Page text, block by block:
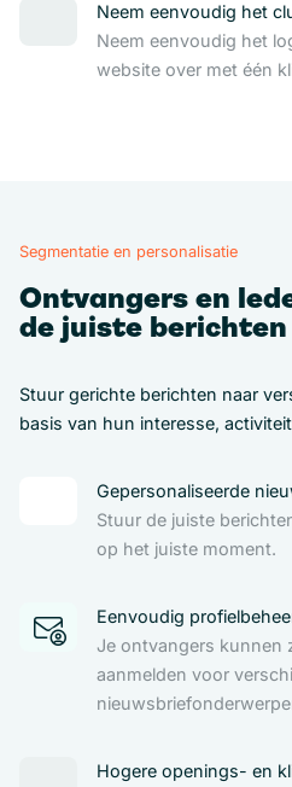
Neem eenvoudig het
Neem eenvoudig het
website over met één
Segmentatie en personalisatie
Ontvangers en
de juiste berichten
Stuur gerichte berichten naar
basis van hun interesse,
Gepersonaliseerde
Stuur de juiste
op het juiste moment.
Eenvoudig
Je ontvangers kunnen
aanmelden voor
Hogere openings- en